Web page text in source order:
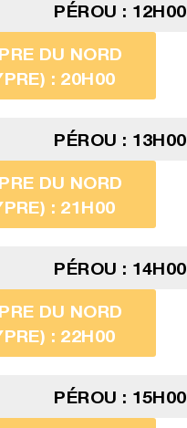
PÉROU : 12H00
DU NORD
: 20H00
PÉROU : 13H00
DU NORD
: 21H00
PÉROU : 14H00
DU NORD
: 22H00
PÉROU : 15H00